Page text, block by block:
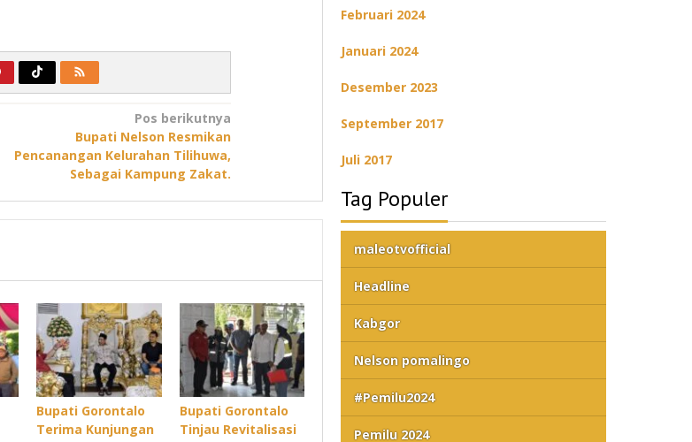
Pos berikutnya
Bupati Nelson Resmikan
Pencanangan Kelurahan Tilihuwa,
Sebagai Kampung Zakat.
Bupati Gorontalo
Terima Kunjungan
Bupati Gorontalo
Tinjau Revitalisasi
Februari 2024
Januari 2024
Desember 2023
September 2017
Juli 2017
Tag Populer
maleotvofficial
Headline
Kabgor
Nelson pomalingo
#Pemilu2024
Pemilu 2024